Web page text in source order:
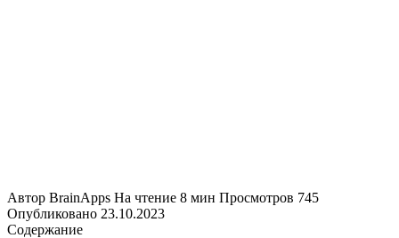
Автор BrainApps На чтение 8 мин Просмотров 745
Опубликовано 23.10.2023
Содержание